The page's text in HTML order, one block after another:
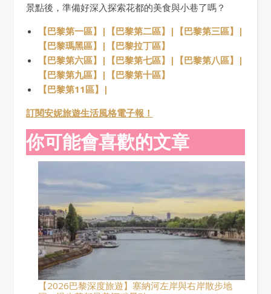
景點後，準備好深入探索花都的美食與小巷了嗎？
【巴黎第一區】|
【巴黎第二區】|
【巴黎第三區】|
【巴黎瑪黑區】|
【巴黎拉丁區】
【巴黎第六區】|
【巴黎第七區】|
【巴黎第八區】|
【巴黎第九區】|
【巴黎第十區】
【巴黎第11區】|
訂閱安妮旅遊生活風格電子報！
你可能會喜歡的文章
【2026巴黎深度旅遊】塞納河左岸與右岸散步地